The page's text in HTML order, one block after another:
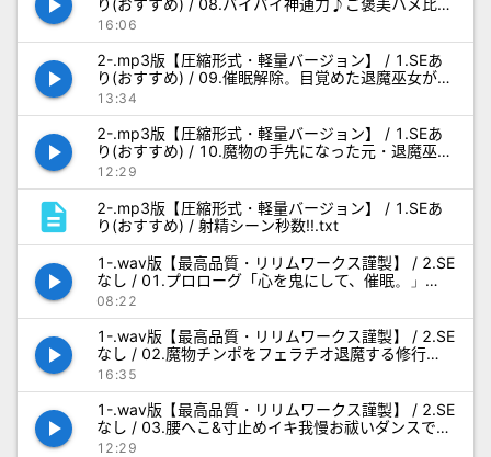
play_arrow
り(おすすめ) / 08.バイバイ神通力♪ご褒美ハメ比べ
中出しエッチ_SE.mp3
16:06
play_arrow
2-.mp3版【圧縮形式・軽量バージョン】 / 1.SEあ
り(おすすめ) / 09.催眠解除。目覚めた退魔巫女が魔
物と戦う実践修行_SE.mp3
13:34
play_arrow
2-.mp3版【圧縮形式・軽量バージョン】 / 1.SEあ
り(おすすめ) / 10.魔物の手先になった元・退魔巫女
の処女アナルWご奉仕_SE.mp3
12:29
description
2-.mp3版【圧縮形式・軽量バージョン】 / 1.SEあ
り(おすすめ) / 射精シーン秒数!!.txt
play_arrow
1-.wav版【最高品質・リリムワークス謹製】 / 2.SE
なし / 01.プロローグ「心を鬼にして、催眠。」
_NoSE.wav
08:22
play_arrow
1-.wav版【最高品質・リリムワークス謹製】 / 2.SE
なし / 02.魔物チンポをフェラチオ退魔する修行
_NoSE.wav
16:35
play_arrow
1-.wav版【最高品質・リリムワークス謹製】 / 2.SE
なし / 03.腰へこ&寸止めイキ我慢お祓いダンスで勃
起させる修行_NoSE.wav
12:29